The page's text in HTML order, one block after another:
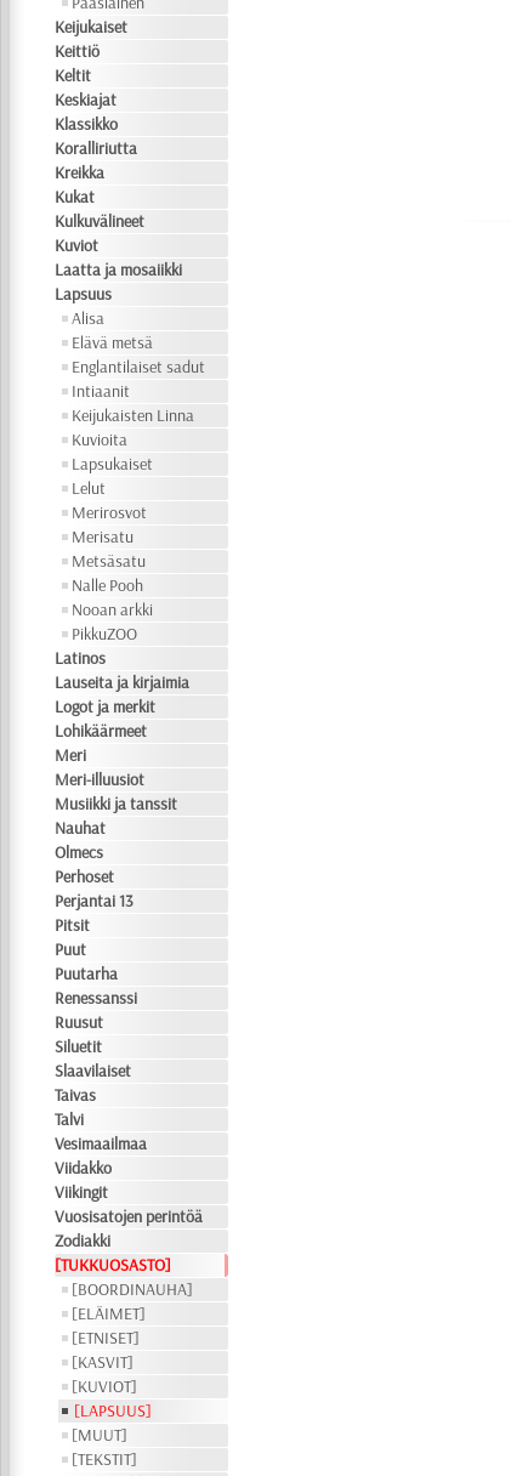
Keijukaiset
Keittiö
Keltit
Keskiajat
Klassikko
Koralliriutta
Kreikka
Kukat
Kulkuvälineet
Kuviot
Laatta ja mosaiikki
Lapsuus
Alisa
Elävä metsä
Englantilaiset sadut
Intiaanit
Keijukaisten Linna
Kuvioita
Lapsukaiset
Lelut
Merirosvot
Merisatu
Metsäsatu
Nalle Pooh
Nooan arkki
PikkuZOO
Latinos
Lauseita ja kirjaimia
Logot ja merkit
Lohikäärmeet
Meri
Meri-illuusiot
Musiikki ja tanssit
Nauhat
Olmecs
Perhoset
Perjantai 13
Pitsit
Puut
Puutarha
Renessanssi
Ruusut
Siluetit
Slaavilaiset
Taivas
Talvi
Vesimaailmaa
Viidakko
Viikingit
Vuosisatojen perintöä
Zodiakki
[TUKKUOSASTO]
[BOORDINAUHA]
[ELÄIMET]
[ETNISET]
[KASVIT]
[KUVIOT]
[LAPSUUS]
[MUUT]
[TEKSTIT]